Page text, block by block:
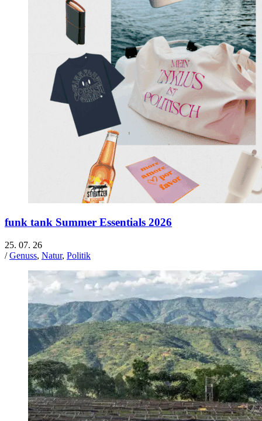
funk tank Summer Essentials 2026
25. 07. 26
/Genuss, Natur, Politik